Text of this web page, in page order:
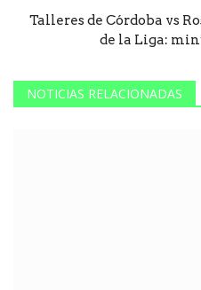
Talleres de Córdoba vs
de la Liga:
NOTICIAS RELACIONADAS